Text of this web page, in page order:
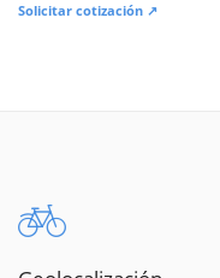
Solicitar cotización ↗